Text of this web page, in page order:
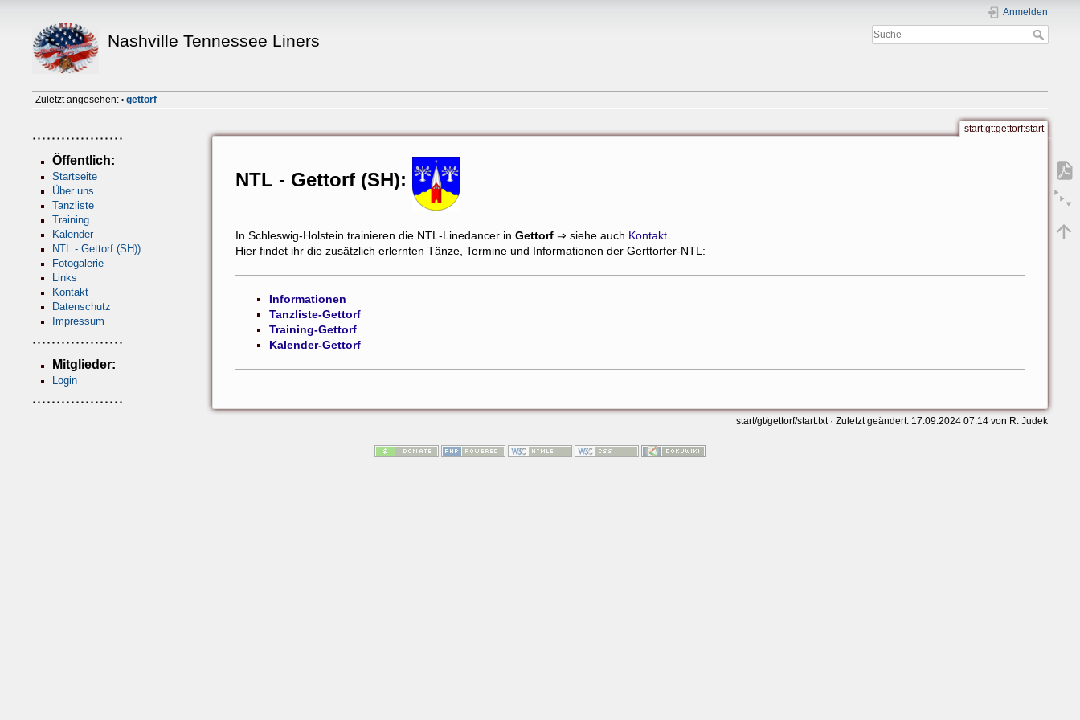
Nashville Tennessee Liners
Anmelden
Zuletzt angesehen: • gettorf
Öffentlich:
Startseite
Über uns
Tanzliste
Training
Kalender
NTL - Gettorf (SH))
Fotogalerie
Links
Kontakt
Datenschutz
Impressum
Mitglieder:
Login
start:gt:gettorf:start
NTL - Gettorf (SH):
In Schleswig-Holstein trainieren die NTL-Linedancer in Gettorf ⇒ siehe auch Kontakt
Hier findet ihr die zusätzlich erlernten Tänze, Termine und Informationen der Gerttorfer-NTL:
Informationen
Tanzliste-Gettorf
Training-Gettorf
Kalender-Gettorf
start/gt/gettorf/start.txt· Zuletzt geändert: 17.09.2024 07:14 von R. Judek